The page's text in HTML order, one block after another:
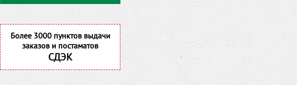
Более 3000 пунктов выдачи
заказов и постаматов
СДЭК